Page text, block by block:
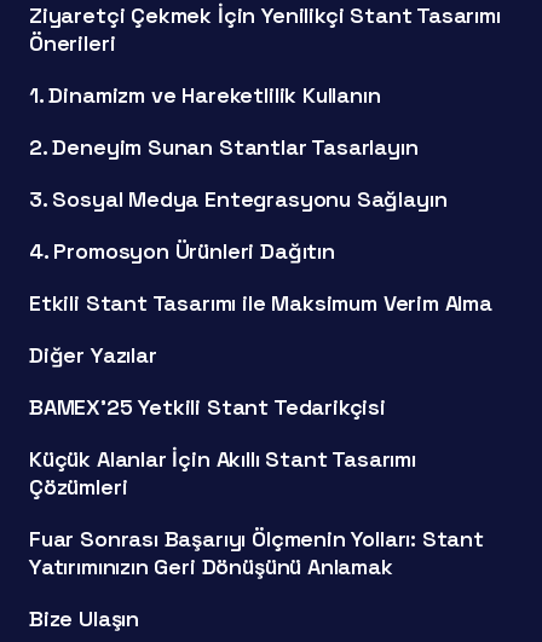
Ziyaretçi Çekmek İçin Yenilikçi Stant Tasarımı
Önerileri
1. Dinamizm ve Hareketlilik Kullanın
2. Deneyim Sunan Stantlar Tasarlayın
3. Sosyal Medya Entegrasyonu Sağlayın
4. Promosyon Ürünleri Dağıtın
Etkili Stant Tasarımı ile Maksimum Verim Alma
Diğer Yazılar
BAMEX’25 Yetkili Stant Tedarikçisi
Küçük Alanlar İçin Akıllı Stant Tasarımı
Çözümleri
Fuar Sonrası Başarıyı Ölçmenin Yolları: Stant
Yatırımınızın Geri Dönüşünü Anlamak
Bize Ulaşın